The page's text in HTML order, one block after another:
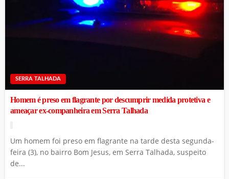
SERRA TALHADA
Homem é preso em flagrante por descumprir medida protetiva e
ameaçar ex-companheira em Serra Talhada
Um homem foi preso em flagrante na tarde desta segunda-
feira (3), no bairro Bom Jesus, em Serra Talhada, suspeito
de...